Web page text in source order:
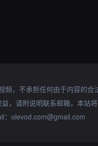
频，不承担任何由于内容的合
，请附说明联系邮箱，本站
olevod.com@gmail.com